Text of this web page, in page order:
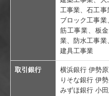
工事業、石工事
ブロック工事
筋工事業、板
業、防水工事業
建具工事業
取引銀行
横浜銀行 伊勢
りそな銀行 伊
みずほ銀行 小